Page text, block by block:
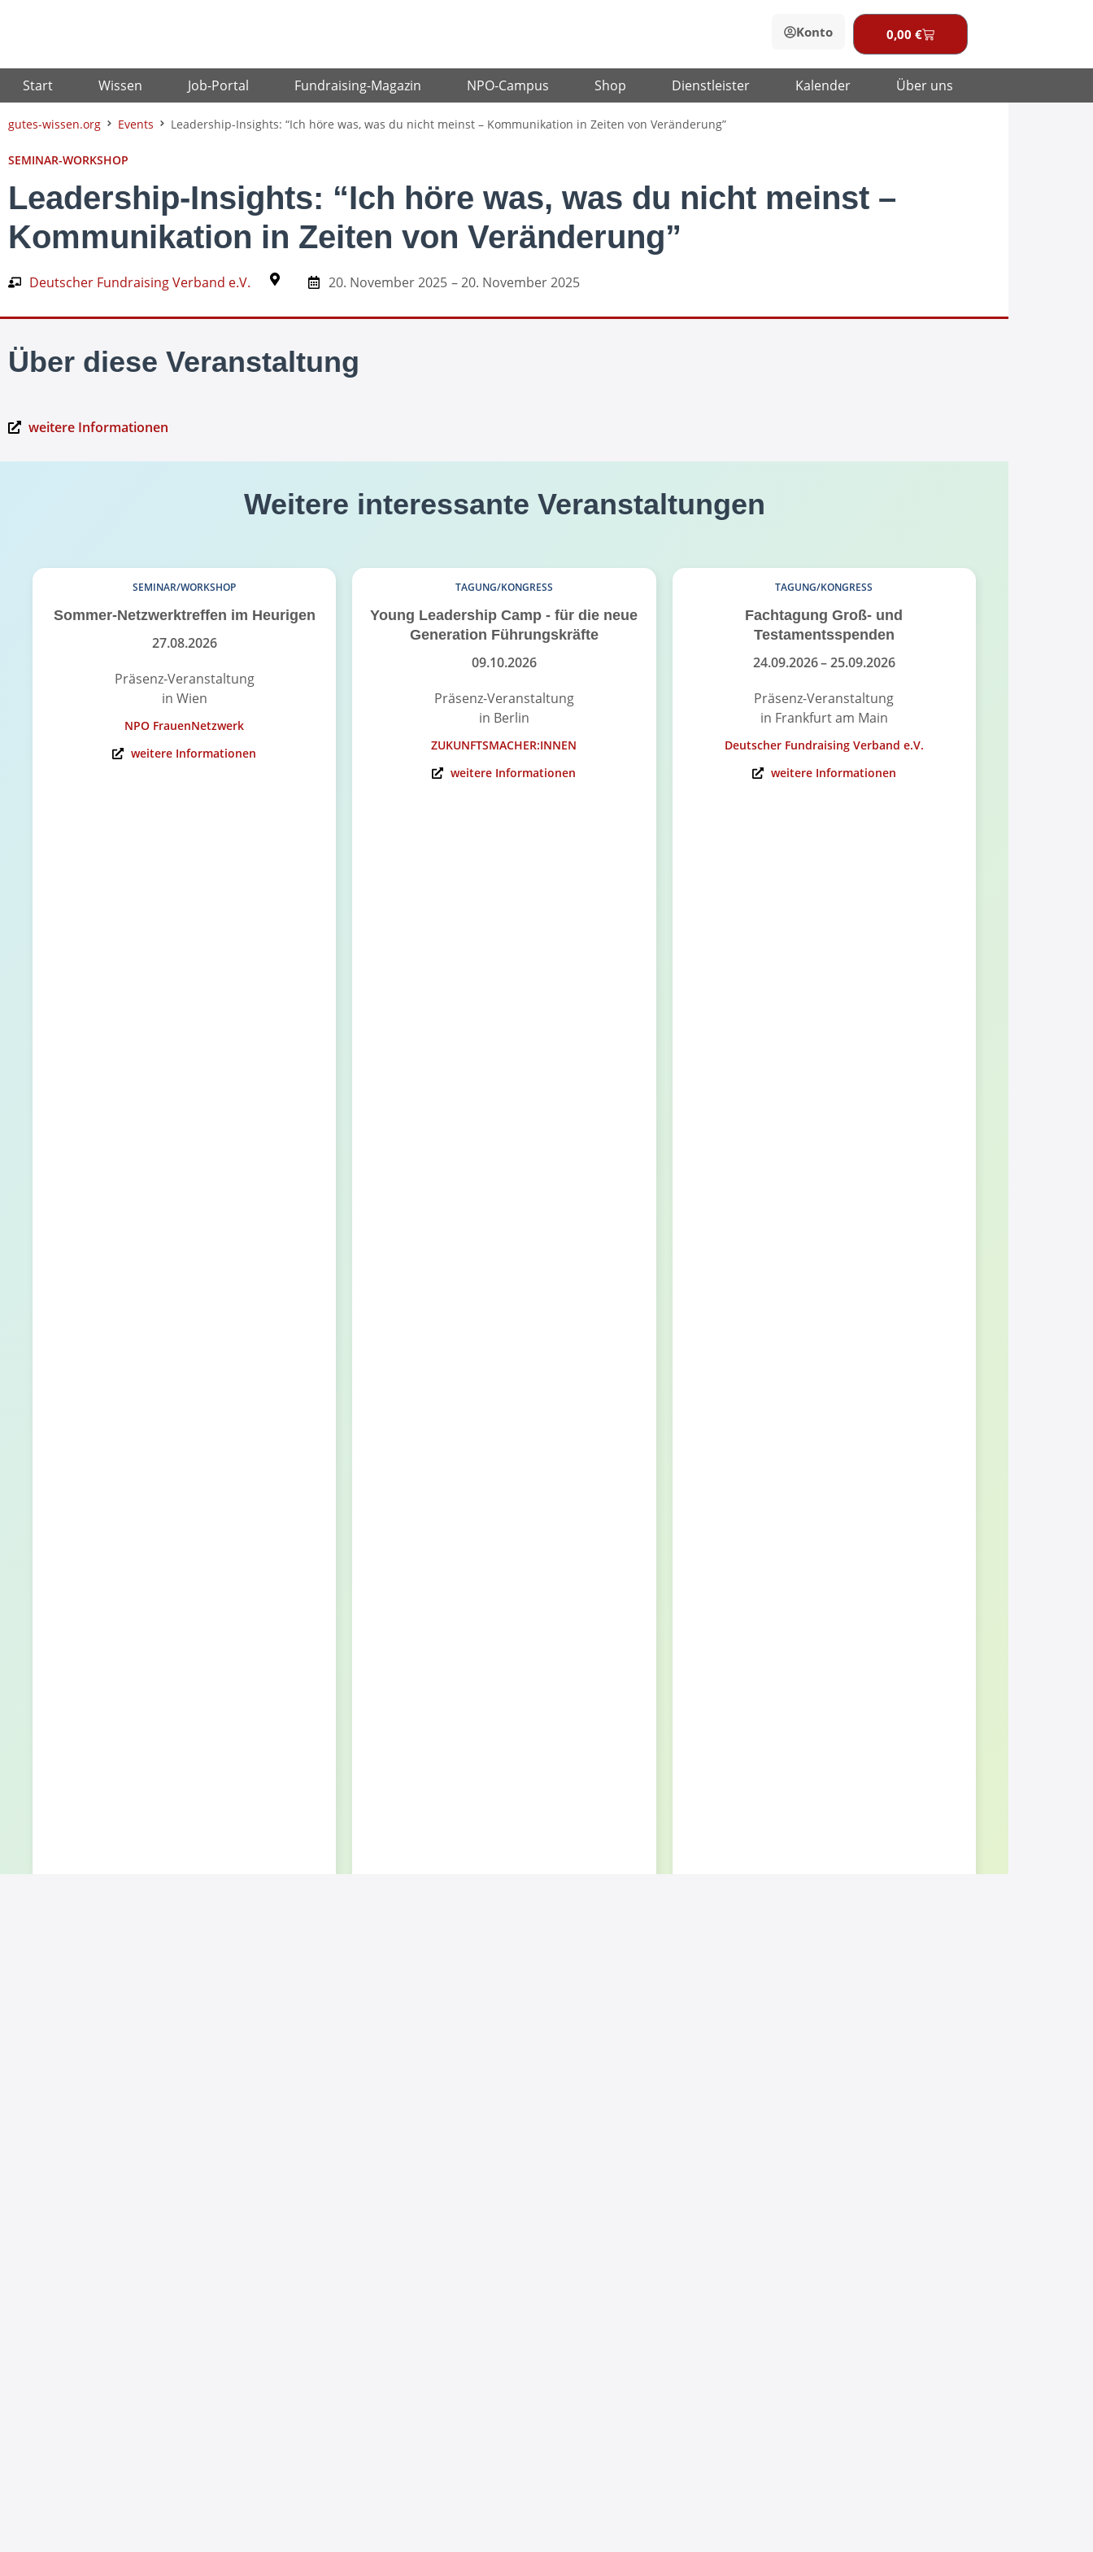
Konto 0,00 €Warenkorb
Start Wissen Job-Portal Fundraising-Magazin NPO-Campus Shop Dienstleister Kalender Über uns
gutes-wissen.org Events Leadership-Insights: “Ich höre was, was du nicht meinst – Kommunikation in Zeiten von Veränderung”
SEMINAR-WORKSHOP
Leadership-Insights: “Ich höre was, was du nicht meinst –
Kommunikation in Zeiten von Veränderung”
Deutscher Fundraising Verband e.V. 20. November 2025 – 20. November 2025
Über diese Veranstaltung
weitere Informationen
Weitere interessante Veranstaltungen
SEMINAR/WORKSHOP
Sommer-Netzwerktreffen im Heurigen
27.08.2026
Präsenz-Veranstaltung
in Wien
NPO FrauenNetzwerk
weitere Informationen
TAGUNG/KONGRESS
Young Leadership Camp - für die neue
Generation Führungskräfte
09.10.2026
Präsenz-Veranstaltung
in Berlin
ZUKUNFTSMACHER:INNEN
weitere Informationen
TAGUNG/KONGRESS
Fachtagung Groß- und
Testamentsspenden
24.09.2026– 25.09.2026
Präsenz-Veranstaltung
in Frankfurt am Main
Deutscher Fundraising Verband e.V.
weitere Informationen